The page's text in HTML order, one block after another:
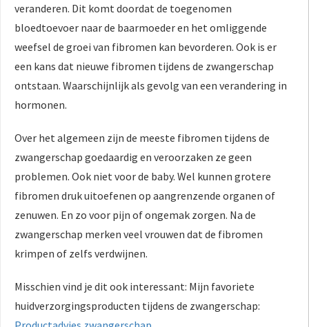
veranderen. Dit komt doordat de toegenomen
bloedtoevoer naar de baarmoeder en het omliggende
weefsel de groei van fibromen kan bevorderen. Ook is er
een kans dat nieuwe fibromen tijdens de zwangerschap
ontstaan. Waarschijnlijk als gevolg van een verandering in
hormonen.
Over het algemeen zijn de meeste fibromen tijdens de
zwangerschap goedaardig en veroorzaken ze geen
problemen. Ook niet voor de baby. Wel kunnen grotere
fibromen druk uitoefenen op aangrenzende organen of
zenuwen. En zo voor pijn of ongemak zorgen. Na de
zwangerschap merken veel vrouwen dat de fibromen
krimpen of zelfs verdwijnen.
Misschien vind je dit ook interessant: Mijn favoriete
huidverzorgingsproducten tijdens de zwangerschap: